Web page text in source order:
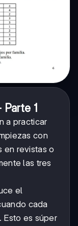
1
a practicar
con
en revistas o
las tres
el
cada
Esto es súper